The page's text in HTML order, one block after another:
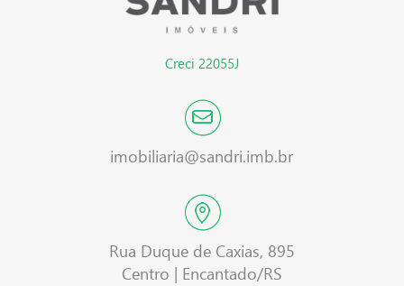
Creci 22055J
imobiliaria@sandri.imb.br
Rua Duque de Caxias, 895
Centro | Encantado/RS